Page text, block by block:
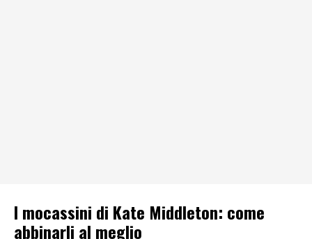
I mocassini di Kate Middleton: come
abbinarli al meglio